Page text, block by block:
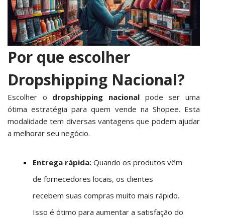
Por que escolher
Dropshipping Nacional?
Escolher o dropshipping nacional pode ser uma
ótima estratégia para quem vende na Shopee. Esta
modalidade tem diversas vantagens que podem ajudar
a melhorar seu negócio.
Entrega rápida: Quando os produtos vêm
de fornecedores locais, os clientes
recebem suas compras muito mais rápido.
Isso é ótimo para aumentar a satisfação do